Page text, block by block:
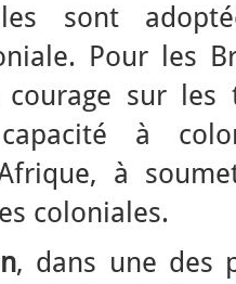
sont
Pour les
sur les
à
à
coloniales.
, dans une des